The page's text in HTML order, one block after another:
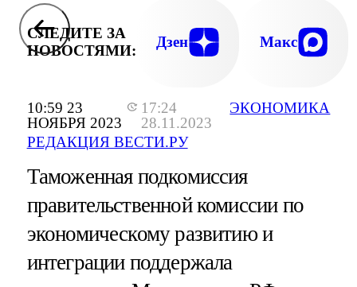
10:59 23
НОЯБРЯ 2023
17:24
28.11.2023
РЕДАКЦИЯ ВЕСТИ.РУ
ЭКОНОМИКА
СЛЕДИТЕ ЗА
НОВОСТЯМИ:
Дзен Макс
Таможенная подкомиссия
правительственной комиссии по
экономическому развитию и
интеграции поддержала